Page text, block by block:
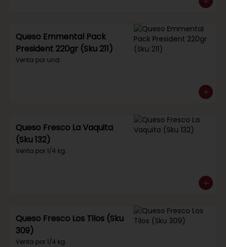
Queso Emmental Pack
President 220gr (Sku 211)
Venta por und.
Queso Fresco La Vaquita
(Sku 132)
Venta por 1/4 kg.
Queso Fresco Los Tilos (Sku
309)
Venta por 1/4 kg.